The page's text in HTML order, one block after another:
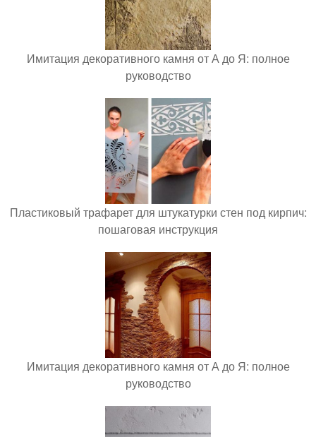
Имитация декоративного камня от А до Я: полное
руководство
Пластиковый трафарет для штукатурки стен под кирпич:
пошаговая инструкция
Имитация декоративного камня от А до Я: полное
руководство